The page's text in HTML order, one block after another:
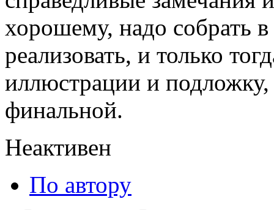
хорошему, надо собрать
реализовать, и только
иллюстрации и подложку,
финальной.
Неактивен
По автору